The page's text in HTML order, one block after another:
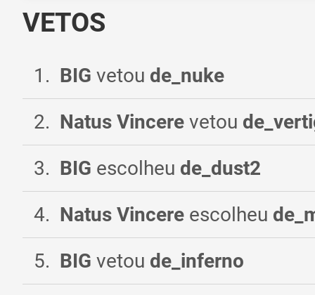
VETOS
1 . BIG vetou de_nuke
2. Natus Vincere vetou
3. BIG escolheu de_dust2
4. Natus Vincere escolheu
5. BIG vetou de_inferno